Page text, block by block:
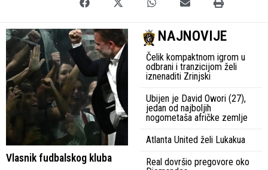
Vlasnik fudbalskog kluba
NAJNOVIJE
Čelik kompaktnom igrom u
odbrani i tranzicijom želi
iznenaditi Zrinjski
Ubijen je David Owori (27),
jedan od najboljih
nogometaša afričke zemlje
Atlanta United želi Lukakua
Real dovršio pregovore oko